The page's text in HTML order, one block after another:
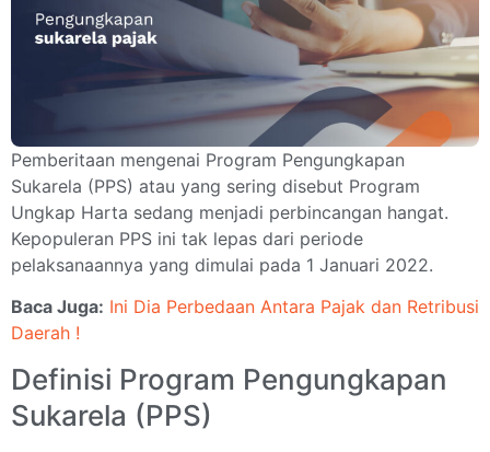
Pemberitaan mengenai Program Pengungkapan
Sukarela (PPS) atau yang sering disebut Program
Ungkap Harta sedang menjadi perbincangan hangat.
Kepopuleran PPS ini tak lepas dari periode
pelaksanaannya yang dimulai pada 1 Januari 2022.
Baca Juga: Ini Dia Perbedaan Antara Pajak dan Retribusi
Daerah !
Definisi Program Pengungkapan
Sukarela (PPS)